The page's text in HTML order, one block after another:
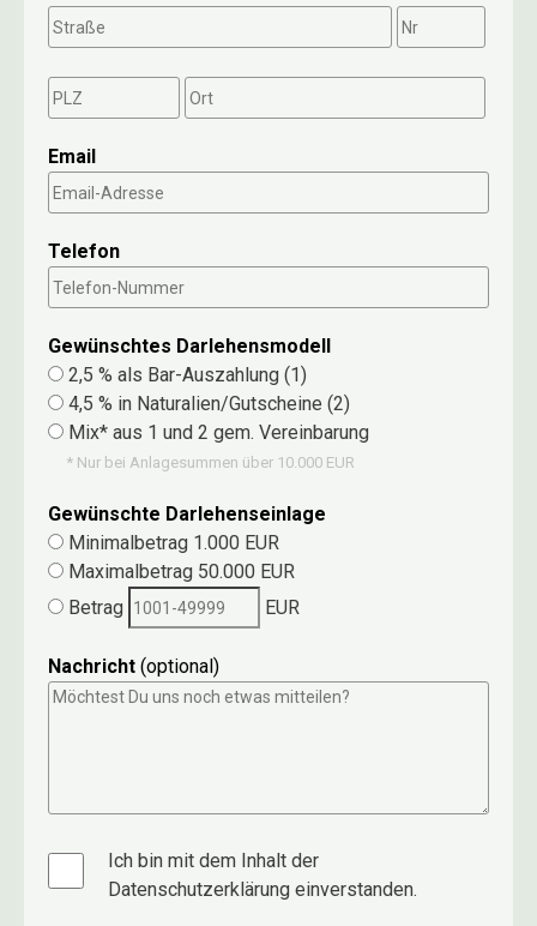
Email
Telefon
Gewünschtes Darlehensmodell
2,5 % als Bar-Auszahlung (1)
4,5 % in Naturalien/Gutscheine (2)
Mix* aus 1 und 2 gem. Vereinbarung
* Nur bei Anlagesummen über 10.000 EUR
Gewünschte Darlehenseinlage
Minimalbetrag 1.000 EUR
Maximalbetrag 50.000 EUR
Betrag
EUR
Nachricht (optional)
Ich bin mit dem Inhalt der
Datenschutzerklärung einverstanden.